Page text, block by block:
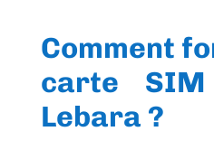
Comment
carte SIM
Lebara ?